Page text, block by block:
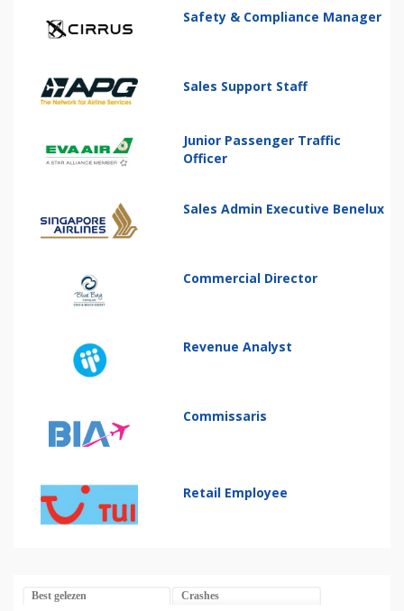
Safety & Compliance Manager
Sales Support Staff
Junior Passenger Traffic
Officer
Sales Admin Executive Benelux
Commercial Director
Revenue Analyst
Commissaris
Retail Employee
Best gelezen Crashes